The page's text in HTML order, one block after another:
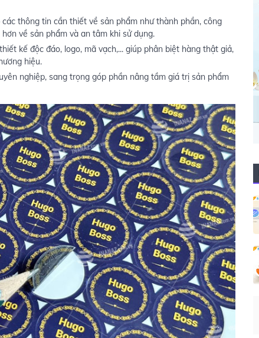
các thông tin cần thiết về sản phẩm như thành phần, công
về sản phẩm và an tâm khi sử dụng.
kế độc đáo, logo, mã vạch,... giúp phân biệt hàng thật giả,
hiệu.
nghiệp, sang trọng góp phần nâng tầm giá trị sản phẩm